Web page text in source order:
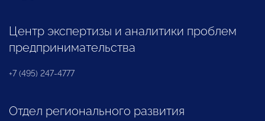
Центр экспертизы и аналитики проблем
предпринимательства
+7 (495) 247-4777
Отдел регионального развития